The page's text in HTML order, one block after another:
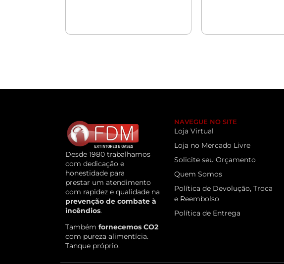
Desde 1980 trabalhamos
com dedicação e
honestidade para
prestar um atendimento
com rapidez e qualidade na
prevenção de combate à
incêndios.
Também fornecemos CO2
com pureza alimentícia.
Tanque próprio.
NAVEGUE NO SITE
Loja Virtual
Loja no Mercado Livre
Solicite seu Orçamento
Quem Somos
Política de Devolução, Troca
e Reembolso
Política de Entrega